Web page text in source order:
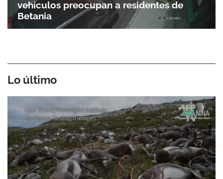
vehículos preocupan a residentes de
Betania
Lo último